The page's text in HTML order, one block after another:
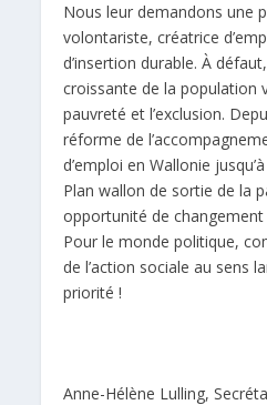
Nous leur demandons une
volontariste, créatrice
d’insertion durable. À
croissante de la population
pauvreté et l’exclusion.
réforme de
d’emploi en Wallonie
Plan wallon de sortie de la
opportunité de
Pour le monde politique,
de l’action sociale au sens
priorité !
Anne-Hélène Lulling,